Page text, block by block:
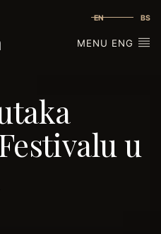
EN BS
MENU ENG
u